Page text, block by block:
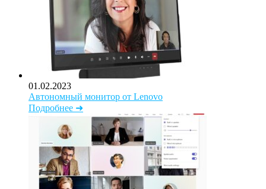
01.02.2023
Автономный монитор от Lenovo
Подробнее ➜